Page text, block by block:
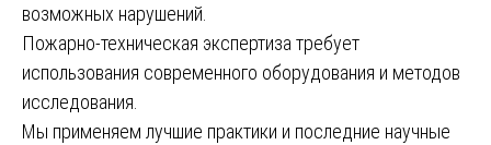
возможных нарушений.
Пожарно-техническая экспертиза требует
использования современного оборудования и методов
исследования.
Мы применяем лучшие практики и последние научные